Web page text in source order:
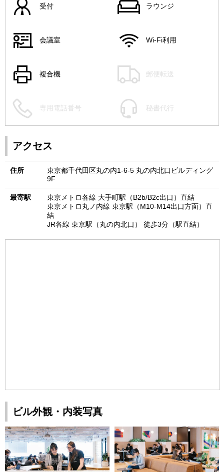
受付 ラウンジ
会議室 Wi-Fi利用
複合機 郵便転送
専用電話番号 秘書代行
アクセス
住所
東京都千代田区丸の内1-6-5 丸の内北口ビルディング
9F
最寄駅
東京メトロ各線 大手町駅（B2b/B2c出口）直結
東京メトロ丸ノ内線 東京駅（M10-M14出口方面）直
結
JR各線 東京駅（丸の内北口） 徒歩3分（駅直結）
ビル外観・内装写真